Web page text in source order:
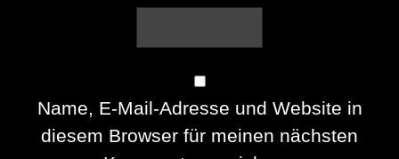
Name, E-Mail-Adresse und Website in
diesem Browser für meinen nächsten